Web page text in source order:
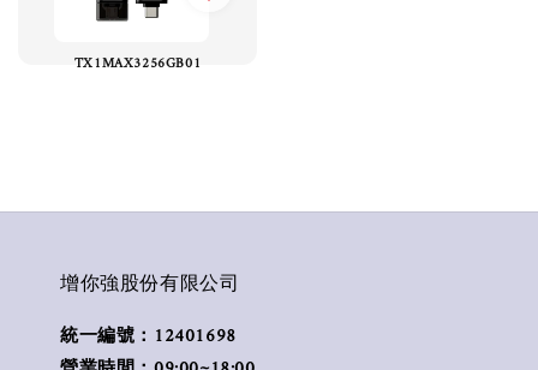
TX1MAX3256GB01
增你強股份有限公司
統一編號：12401698